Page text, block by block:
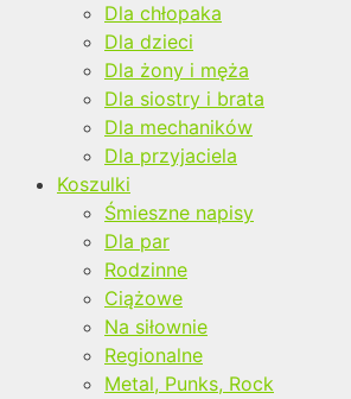
Dla chłopaka
Dla dzieci
Dla żony i męża
Dla siostry i brata
Dla mechaników
Dla przyjaciela
Koszulki
Śmieszne napisy
Dla par
Rodzinne
Ciążowe
Na siłownie
Regionalne
Metal, Punks, Rock